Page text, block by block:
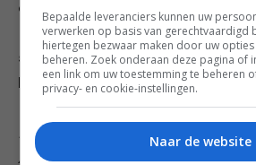
droge ingrediënten tot een
5. Verdeel het kruimeldeeg over de
bak in het midden van de oven in
Dit recept komt uit het boek ‘Heel
Annemarie’ van Annemarie Pronk
Bepaalde leveranciers kunnen uw
verwerken op basis van gerechtvaardigd
hiertegen bezwaar maken door uw
beheren. Zoek onderaan deze pagina of
een link om uw toestemming te beheren
privacy- en cookie-instellingen.
Naar de website